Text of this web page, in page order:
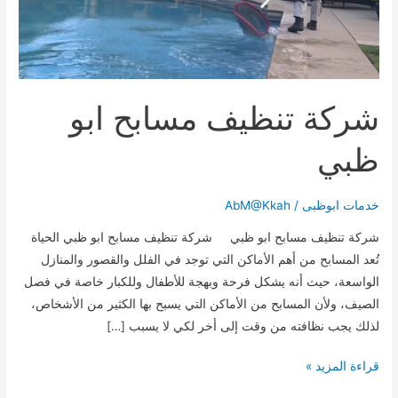
شركة تنظيف مسابح ابو
ظبي
خدمات ابوظبى /
AbM@Kkah
شركة تنظيف مسابح ابو ظبي شركة تنظيف مسابح ابو ظبي الحياة
تُعد المسابح من أهم الأماكن التي توجد في الفلل والقصور والمنازل
الواسعة، حيث أنه يشكل فرحة وبهجة للأطفال وللكبار خاصة في فصل
الصيف، ولأن المسابح من الأماكن التي يسبح بها الكثير من الأشخاص،
لذلك يجب نظافته من وقت إلى أخر لكي لا يسبب […]
شركة
قراءة المزيد »